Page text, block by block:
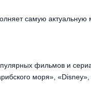
самую актуальную
фильмов и
моря»,